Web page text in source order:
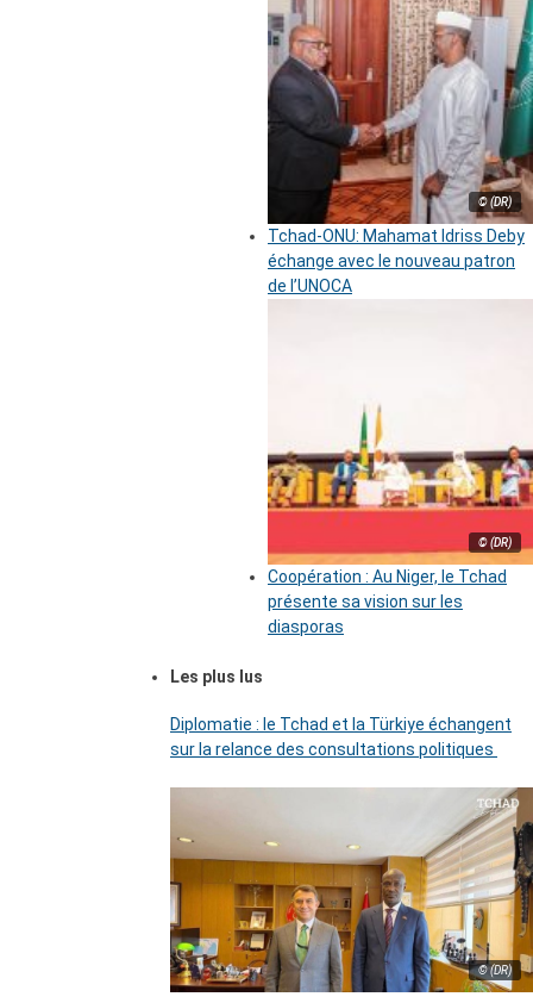
© (DR)
Tchad-ONU: Mahamat Idriss Deby
échange avec le nouveau patron
de l’UNOCA
© (DR)
Coopération : Au Niger, le Tchad
présente sa vision sur les
diasporas
Les plus lus
Diplomatie : le Tchad et la Türkiye échangent
sur la relance des consultations politiques
© (DR)